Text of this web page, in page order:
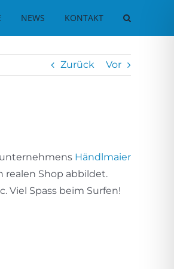
NEWS KONTAKT
Zurück Vor
Händlmaier
realen Shop abbildet.
Viel Spass beim Surfen!